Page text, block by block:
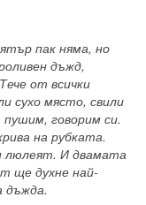
пак няма, но
дъжд,
от всички
сухо място, свили
говорим си.
на рубката.
люлеят. И двамата
ще духне най-
дъжда.